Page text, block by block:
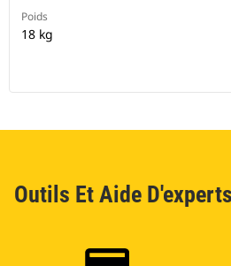
Poids
18 kg
Outils Et Aide